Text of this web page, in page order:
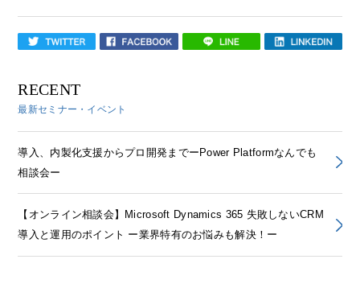
RECENT
最新セミナー・イベント
導入、内製化支援からプロ開発までーPower Platformなんでも
相談会ー
【オンライン相談会】Microsoft Dynamics 365 失敗しないCRM
導入と運用のポイント ー業界特有のお悩みも解決！ー